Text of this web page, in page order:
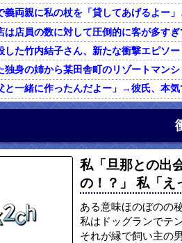
と一緒に作ったんだよー」→彼氏、本気
セリングに行くきっかけになった女の話
私「旦那との出
の！？」 私「え
ある意味ほのぼのの
私はドッグランでテ
それが縁で飼い主の